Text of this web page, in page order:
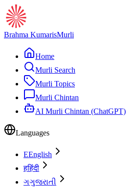
Brahma KumarisMurli
Home
Murli Search
Murli Topics
Murli Chintan
AI Murli Chintan (ChatGPT)
Languages
EEnglish
हहिंदी
ગગુજરાતી